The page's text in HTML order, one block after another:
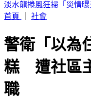
第7家出包！翰霖苦茶油
首頁
社會
警衛「以為
糕 遭社區
職